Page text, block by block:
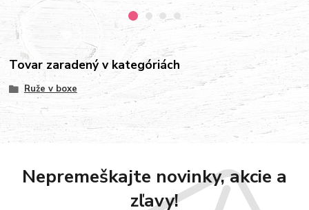
Tovar zaradený v kategóriách
Ruže v boxe
Nepremeškajte novinky, akcie a
zľavy!